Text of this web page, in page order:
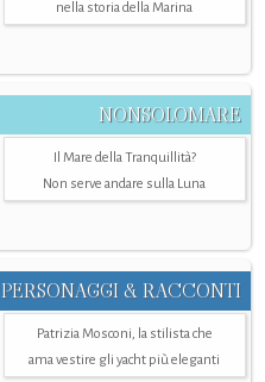
nella storia della Marina
NONSOLOMARE
Il Mare della Tranquillità?
Non serve andare sulla Luna
PERSONAGGI & RACCONTI
Patrizia Mosconi, la stilista che
ama vestire gli yacht più eleganti